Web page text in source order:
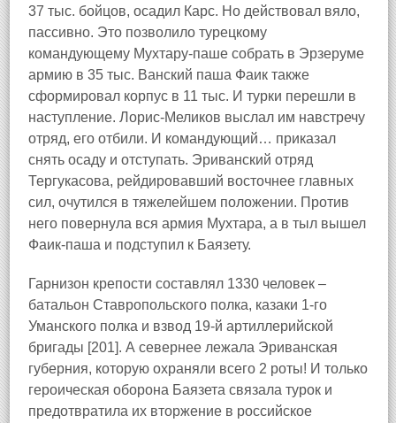
37 тыс. бойцов, осадил Карс. Но действовал вяло,
пассивно. Это позволило турецкому
командующему Мухтару-паше собрать в Эрзеруме
армию в 35 тыс. Ванский паша Фаик также
сформировал корпус в 11 тыс. И турки перешли в
наступление. Лорис-Меликов выслал им навстречу
отряд, его отбили. И командующий… приказал
снять осаду и отступать. Эриванский отряд
Тергукасова, рейдировавший восточнее главных
сил, очутился в тяжелейшем положении. Против
него повернула вся армия Мухтара, а в тыл вышел
Фаик-паша и подступил к Баязету.
Гарнизон крепости составлял 1330 человек –
батальон Ставропольского полка, казаки 1-го
Уманского полка и взвод 19-й артиллерийской
бригады [201]. А севернее лежала Эриванская
губерния, которую охраняли всего 2 роты! И только
героическая оборона Баязета связала турок и
предотвратила их вторжение в российское